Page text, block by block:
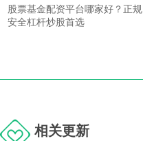
股票基金配资平台哪家好？正规
安全杠杆炒股首选
相关更新